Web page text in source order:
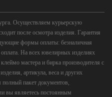
Осуществляем курьерскую
после осмотра изделия. Гарантия
формы оплаты: безналичная
На всех ювелирных изделиях
мастера и бирка производителя с
артикула, веса и других
полный пакет документов,
вы являетесь постоянным